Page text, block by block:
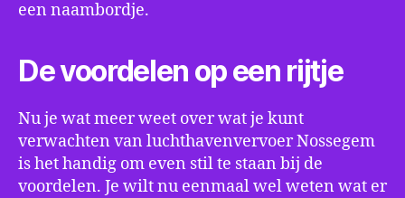
een naambordje.
De voordelen op een rijtje
Nu je wat meer weet over wat je kunt
verwachten van luchthavenvervoer Nossegem
is het handig om even stil te staan bij de
voordelen. Je wilt nu eenmaal wel weten wat er